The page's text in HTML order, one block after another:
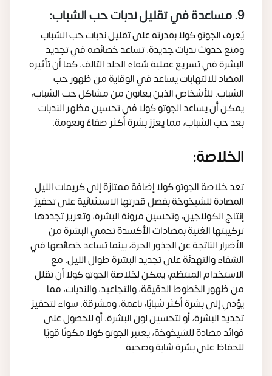
9. مساعدة في تقليل ندبات حب الشباب:
يُعرف الجوتو كولا بقدرته على تقليل ندبات حب الشباب
ومنع حدوث ندبات جديدة. تساعد خصائصه في تجديد
البشرة في تسريع عملية شفاء الجلد التالف، كما أن تأثيره
المضاد للالتهابات يساعد في الوقاية من ظهور حب
الشباب. للأشخاص الذين يعانون من مشاكل حب الشباب،
يمكن أن يساعد الجوتو كولا في تحسين مظهر الندبات
بعد حب الشباب، مما يعزز بشرة أكثر صفاءً ونعومة.
الخلاصة:
تعد خلاصة الجوتو كولا إضافة ممتازة إلى كريمات الليل
المضادة للشيخوخة بفضل قدرتها الاستثنائية على تحفيز
إنتاج الكولاجين، وتحسين مرونة البشرة، وتعزيز تجددها.
تركيبتها الغنية بمضادات الأكسدة تحمي البشرة من
الأضرار الناتجة عن الجذور الحرة، بينما تساعد خصائصها في
الشفاء والتهدئة على تجديد البشرة طوال الليل. مع
الاستخدام المنتظم، يمكن لخلاصة الجوتو كولا أن تقلل
من ظهور الخطوط الدقيقة، والتجاعيد، والندبات، مما
يؤدي إلى بشرة أكثر شبابًا، ناعمة، ومشرقة. سواء لتحفيز
تجديد البشرة، أو لتحسين لون البشرة، أو للحصول على
فوائد مضادة للشيخوخة، يعتبر الجوتو كولا مكونًا قويًا
للحفاظ على بشرة شابة وصحية.